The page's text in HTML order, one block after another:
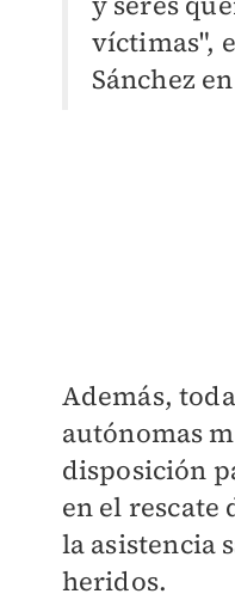
víctimas",
Sánchez
Además,
autónomas
disposición
en el rescate
la asistencia
heridos.